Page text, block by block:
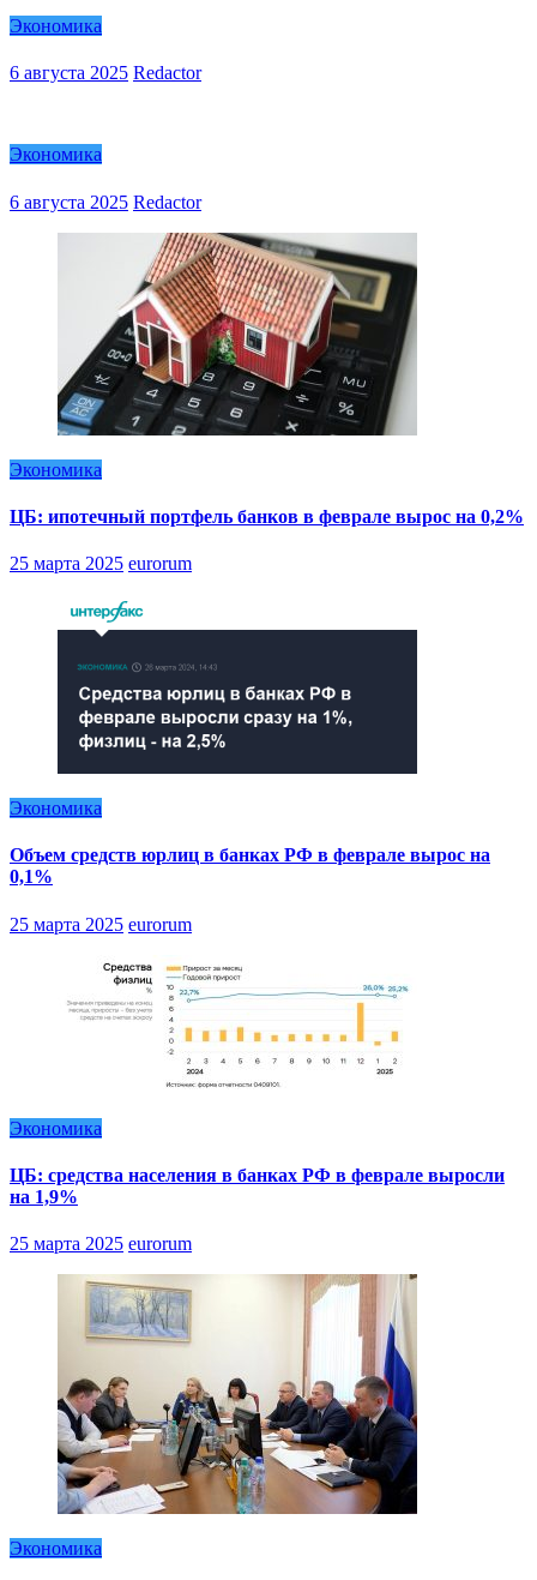
Экономика
6 августа 2025 Redactor
Экономика
6 августа 2025 Redactor
Экономика
ЦБ: ипотечный портфель банков в феврале вырос на 0,2%
25 марта 2025 eurorum
Экономика
Объем средств юрлиц в банках РФ в феврале вырос на
0,1%
25 марта 2025 eurorum
Экономика
ЦБ: средства населения в банках РФ в феврале выросли
на 1,9%
25 марта 2025 eurorum
Экономика